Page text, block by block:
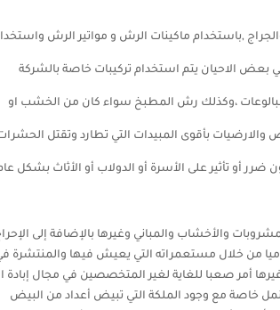
,باستخدام ماكينات الرش و مواتير الرش
بعض الاحيان يتم استخدام تركيبات خاصة بالشركة
،وكذلك رش المطبخ سواء كان من الخشب او
والارضيات بأقوى المبيدات التي تطارد وتقتل
أو تأثير على الأسرة أو الدولاب أو الأثاث بشكل
والأخشاب والمباني وغيرها بالإضافة إلى
من خلال مستعمراته التي يعيش فيها والمنتشرة
أمر صعبا للغاية لغير المتخصصين في مجال إبادة
خاصة مع وجود الملكة التي تبيض أعداد من البيض